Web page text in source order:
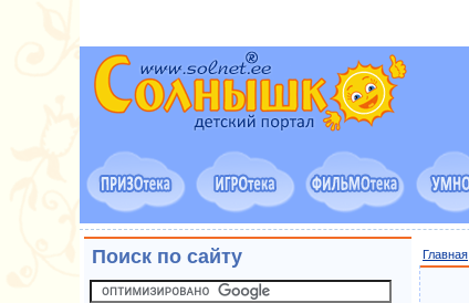
Главная
Поиск по сайту